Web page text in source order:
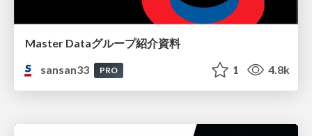
Master Dataグループ紹介資料
sansan33
PRO 1 4.8k